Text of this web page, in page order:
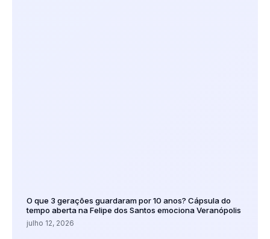
O que 3 gerações guardaram por 10 anos? Cápsula do
tempo aberta na Felipe dos Santos emociona Veranópolis
julho 12, 2026